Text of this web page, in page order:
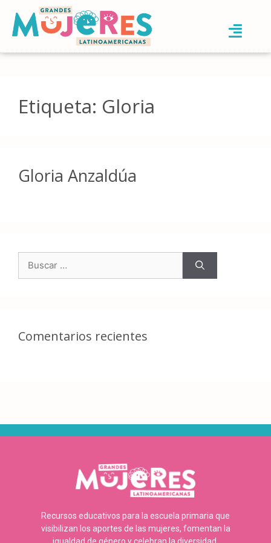
Etiqueta: Gloria
Gloria Anzaldúa
Comentarios recientes
Recursos educativos para la escuela primaria que
visibilizan los aportes de las mujeres, fomentan la
igualdad de género y celebran la diversidad.